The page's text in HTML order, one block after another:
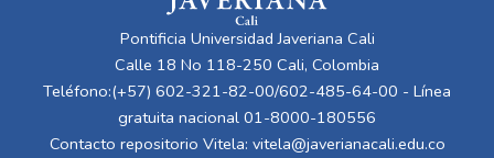
Pontificia Universidad Javeriana Cali
Calle 18 No 118-250 Cali, Colombia
Teléfono:(+57) 602-321-82-00/602-485-64-00 - Línea
gratuita nacional 01-8000-180556
Contacto repositorio Vitela: vitela@javerianacali.edu.co